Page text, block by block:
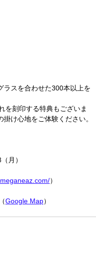
ラスを合わせた300本以上を
を刻印する特典もございま
け心地をご体験ください。
月）
）
Google Map）